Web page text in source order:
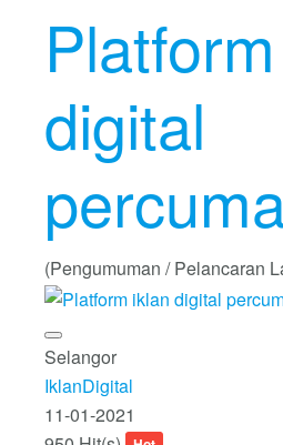
digital
(Pengumuman / Pelancaran
Selangor
IklanDigital
11-01-2021